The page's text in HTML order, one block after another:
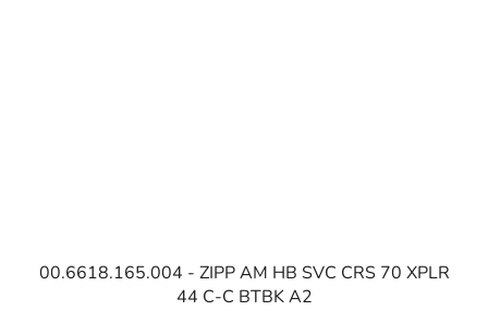
00.6618.165.004 - ZIPP AM HB SVC CRS 70 XPLR
44 C-C BTBK A2